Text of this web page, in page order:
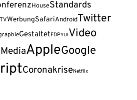
HouseStandards
TVWerbungSafariAndroidTwitter
GestaltetFDPYUIVideo
AppleGoogle
CoronakriseNetflix